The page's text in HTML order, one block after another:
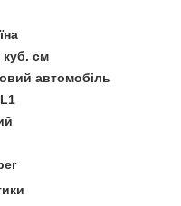
куб. см
автомобіль